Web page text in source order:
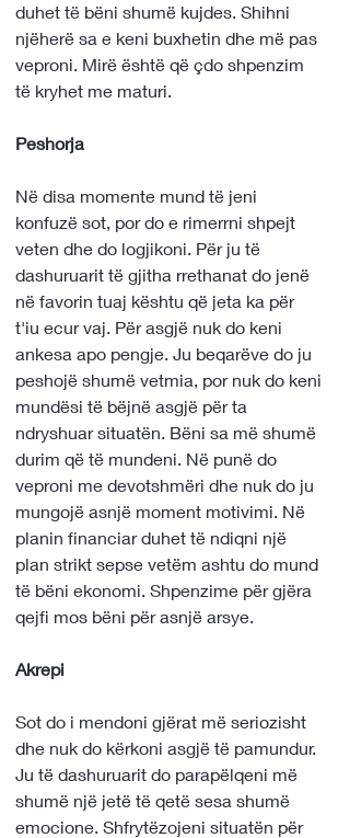
duhet të bëni shumë kujdes. Shihni
njëherë sa e keni buxhetin dhe më pas
veproni. Mirë është që çdo shpenzim
të kryhet me maturi.
Peshorja
Në disa momente mund të jeni
konfuzë sot, por do e rimerrni shpejt
veten dhe do logjikoni. Për ju të
dashuruarit të gjitha rrethanat do jenë
në favorin tuaj kështu që jeta ka për
t'iu ecur vaj. Për asgjë nuk do keni
ankesa apo pengje. Ju beqarëve do ju
peshojë shumë vetmia, por nuk do keni
mundësi të bëjnë asgjë për ta
ndryshuar situatën. Bëni sa më shumë
durim që të mundeni. Në punë do
veproni me devotshmëri dhe nuk do ju
mungojë asnjë moment motivimi. Në
planin financiar duhet të ndiqni një
plan strikt sepse vetëm ashtu do mund
të bëni ekonomi. Shpenzime për gjëra
qejfi mos bëni për asnjë arsye.
Akrepi
Sot do i mendoni gjërat më seriozisht
dhe nuk do kërkoni asgjë të pamundur.
Ju të dashuruarit do parapëlqeni më
shumë një jetë të qetë sesa shumë
emocione. Shfrytëzojeni situatën për